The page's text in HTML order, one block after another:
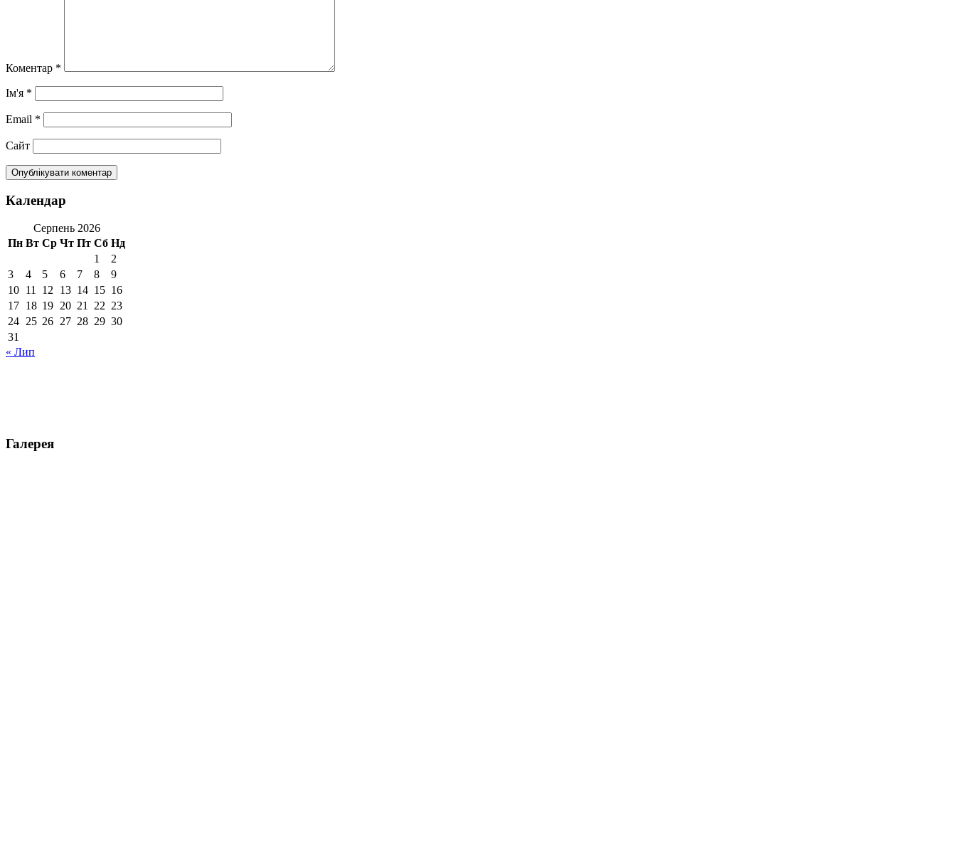
Коментар *
Ім'я *
Email *
Сайт
Календар
Серпень 2026
Пн Вт Ср Чт Пт Сб Нд
1
2
3
4 5 6 7 8
9
10 11 12 13 14 15 16
17 18 19 20 21 22 23
24 25 26 27 28 29 30
31
« Лип
Галерея